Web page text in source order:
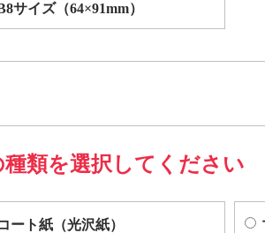
サイズ（64×91mm）
種類を選択してください
ート紙（光沢紙）